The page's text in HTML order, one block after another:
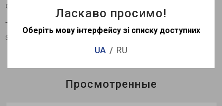
осветительных системах в различных помещениях.
Технические характеристики могут изменяться в
зависимости от партии.
Просмотренные
Ласкаво просимо!
Оберіть мову інтерфейсу зі списку доступних
UA RU